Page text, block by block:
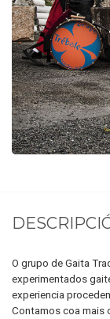
O grupo de Gaita
experimentados
experiencia
Contamos coa mais